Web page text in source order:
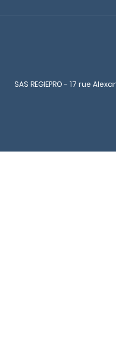
SAS REGIEPRO - 17 rue